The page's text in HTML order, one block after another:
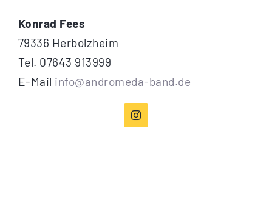
Musiker
Galerie
Konrad Fees
79336 Herbolzheim
Tel. 07643 913999
E-Mail info@andromeda-band.de